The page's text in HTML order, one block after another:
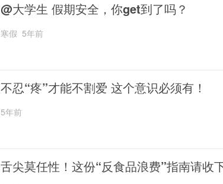
@大学生 假期安全，你get到了吗？
寒假 5年前
不忍“疼”才能不割爱 这个意识必须有！
5年前
舌尖莫任性！这份“反食品浪费”指南请收